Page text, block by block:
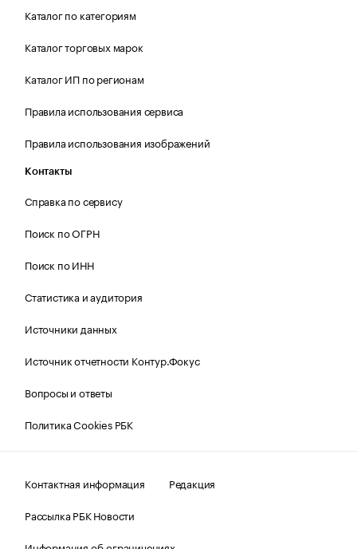
Каталог по категориям
Каталог торговых марок
Каталог ИП по регионам
Правила использования сервиса
Правила использования изображений
Контакты
Справка по сервису
Поиск по ОГРН
Поиск по ИНН
Статистика и аудитория
Источники данных
Источник отчетности Контур.Фокус
Вопросы и ответы
Политика Cookies РБК
Контактная информация
Редакция
Рассылка РБК Новости